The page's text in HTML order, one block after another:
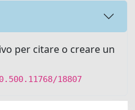
per citare o creare un
18807